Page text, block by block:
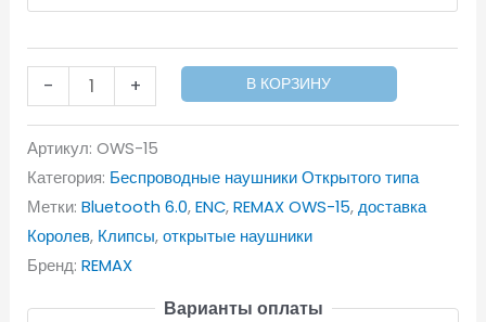
- + В КОРЗИНУ
Артикул:OWS-15
Категория: Беспроводные наушники Открытого типа
Метки:Bluetooth 6.0,ENC,REMAX OWS-15,доставка
Королев, Клипсы,открытые наушники
Бренд:REMAX
Варианты оплаты